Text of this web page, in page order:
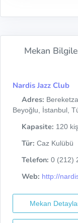
Mekan
Nardis Jazz Club
Adres:
Beyoğlu, İstanbul,
Kapasite: 120
Tür: Caz Kulübü
Telefon: 0 (212)
Web: http://
Mekan